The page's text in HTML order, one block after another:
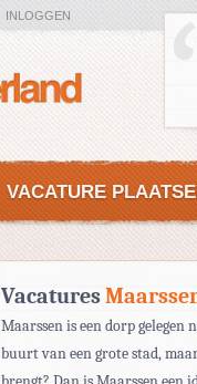
INLOGGEN
VACATURE
Vacatures
Maarssen is een dorp
buurt van een grote stad,